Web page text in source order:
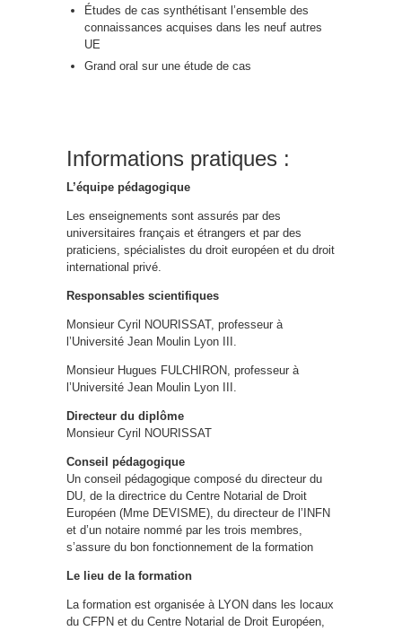
Études de cas synthétisant l’ensemble des
connaissances acquises dans les neuf autres
UE
Grand oral sur une étude de cas
Informations pratiques :
L’équipe pédagogique
Les enseignements sont assurés par des
universitaires français et étrangers et par des
praticiens, spécialistes du droit européen et du droit
international privé.
Responsables scientifiques
Monsieur Cyril NOURISSAT, professeur à
l’Université Jean Moulin Lyon III.
Monsieur Hugues FULCHIRON, professeur à
l’Université Jean Moulin Lyon III.
Directeur du diplôme
Monsieur Cyril NOURISSAT
Conseil pédagogique
Un conseil pédagogique composé du directeur du
DU, de la directrice du Centre Notarial de Droit
Européen (Mme DEVISME), du directeur de l’INFN
et d’un notaire nommé par les trois membres,
s’assure du bon fonctionnement de la formation
Le lieu de la formation
La formation est organisée à LYON dans les locaux
du CFPN et du Centre Notarial de Droit Européen,